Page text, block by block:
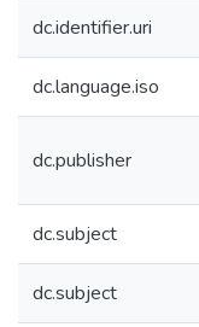
dc.identifier.uri
dc.language.iso
dc.publisher
dc.subject
dc.subject